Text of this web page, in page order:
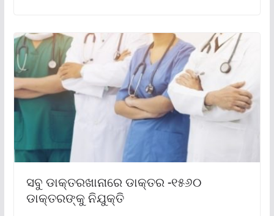
ସବୁ ଡାକ୍ତରଖାନାରେ ଡାକ୍ତର -୧୫୬୦
ଡାକ୍ତରଙ୍କୁ ନିଯୁକ୍ତି